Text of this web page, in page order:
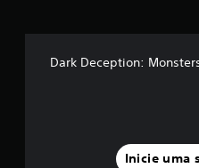
Dark Deception:
Inicie uma